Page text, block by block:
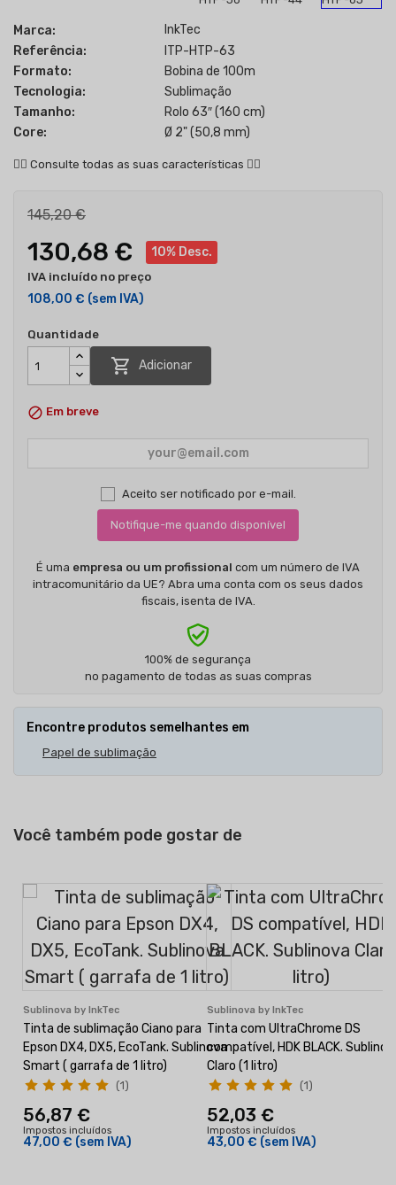
Marca:
InkTec
Referência:
ITP-HTP-63
Formato:
Bobina de 100m
Tecnologia:
Sublimação
Tamanho:
Rolo 63″ (160 cm)
Core:
Ø 2" (50,8 mm)
👇🏻 Consulte todas as suas características 👇🏻
145,20 €
130,68 € 10% Desc.
IVA incluído no preço
108,00 € (sem IVA)
Quantidade
 Adicionar
 Em breve
Aceito ser notificado por e-mail.
Notifique-me quando disponível
É uma empresa ou um profissional com um número de IVA
intracomunitário da UE? Abra uma conta com os seus dados
fiscais, isenta de IVA.
100% de segurança
no pagamento de todas as suas compras
Encontre produtos semelhantes em
Papel de sublimação
Você também pode gostar de
Sublinova by InkTec
Tinta de sublimação Ciano para
Epson DX4, DX5, EcoTank. Sublinova
Smart ( garrafa de 1 litro)
56,87 €
Impostos incluídos
47,00 € (sem IVA)
(1)
Sublinova by InkTec
Tinta com UltraChrome DS
compatível, HDK BLACK.
Claro (1 litro)
52,03 €
Impostos incluídos
43,00 € (sem IVA)
(1)